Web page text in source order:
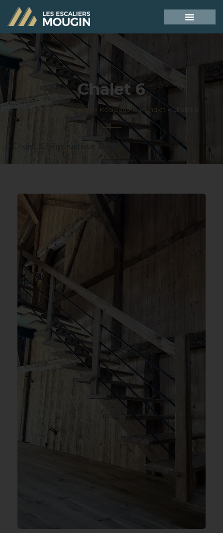
Chalet 6
Vous êtes ici : Accueil Réalisations» Chalet»Chalet 6
Chalet Chêne rustique ,